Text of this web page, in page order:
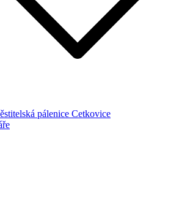
pálenice Cetkovice